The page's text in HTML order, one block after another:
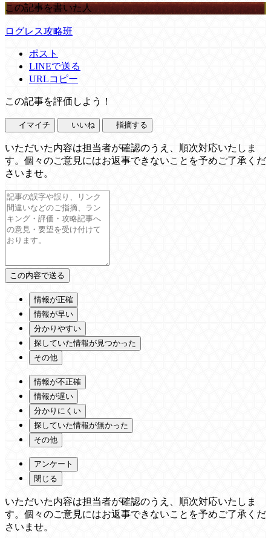
この記事を書いた人
ログレス攻略班
ポスト
LINEで送る
URLコピー
この記事を評価しよう！
イマイチ いいね 指摘する
いただいた内容は担当者が確認のうえ、順次対応いたしま
す。個々のご意見にはお返事できないことを予めご了承くだ
さいませ。
情報が正確
情報が早い
分かりやすい
探していた情報が見つかった
その他
情報が不正確
情報が遅い
分かりにくい
探していた情報が無かった
その他
アンケート
閉じる
いただいた内容は担当者が確認のうえ、順次対応いたしま
す。個々のご意見にはお返事できないことを予めご了承くだ
さいませ。